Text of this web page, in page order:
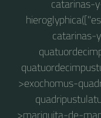
catarinas-
catarinas-
>exochomus-
>mariquita-de-